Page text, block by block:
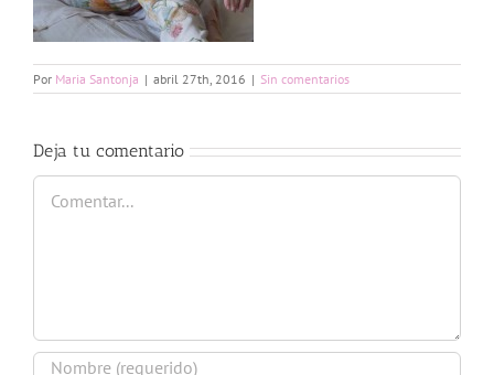
Por Maria Santonja | abril 27th, 2016 | Sin comentarios
Deja tu comentario
Comentar